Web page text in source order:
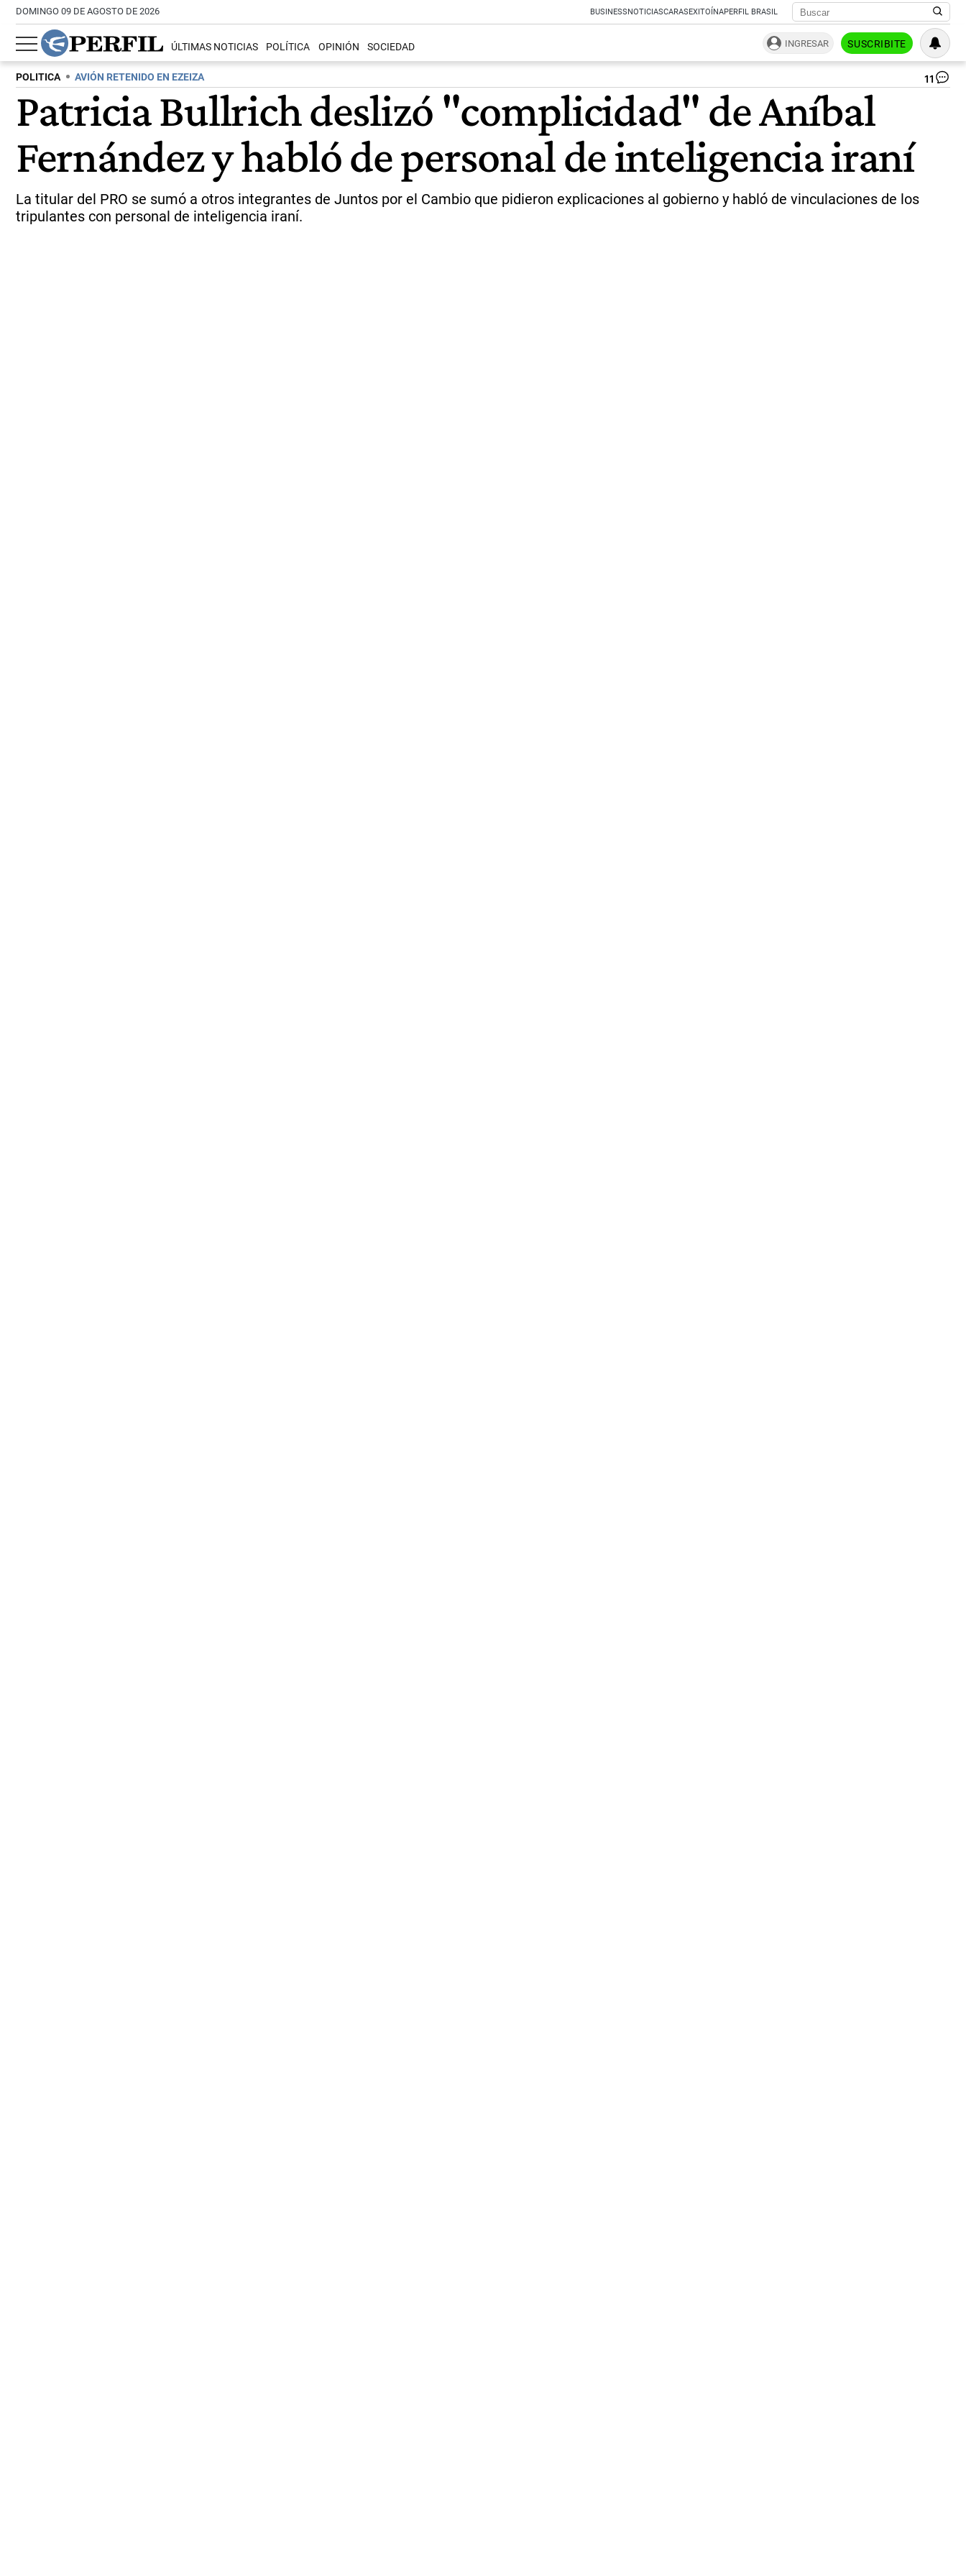
DOMINGO 09 DE AGOSTO DE 2026 BUSINESSNOTICIASCARASEXITOÍNAPERFIL BRASIL
ÚLTIMAS NOTICIAS POLÍTICA OPINIÓN SOCIEDAD INGRESAR SUSCRIBITE
POLITICA AVIÓN RETENIDO EN EZEIZA 11
Patricia Bullrich deslizó "complicidad" de Aníbal
Fernández y habló de personal de inteligencia iraní
La titular del PRO se sumó a otros integrantes de Juntos por el Cambio que pidieron explicaciones al gobierno y habló de vinculaciones de los
tripulantes con personal de inteligencia iraní.